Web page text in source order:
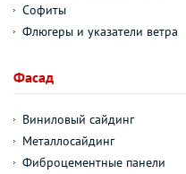
Софиты
Флюгеры и указатели ветра
Фасад
Виниловый сайдинг
Металлосайдинг
Фиброцементные панели